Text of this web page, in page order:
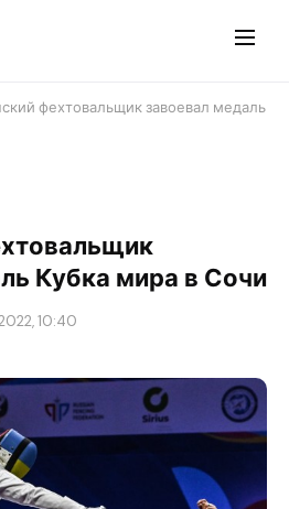
фехтовальщик завоевал медаль
Кубка мира в Сочи
10:40